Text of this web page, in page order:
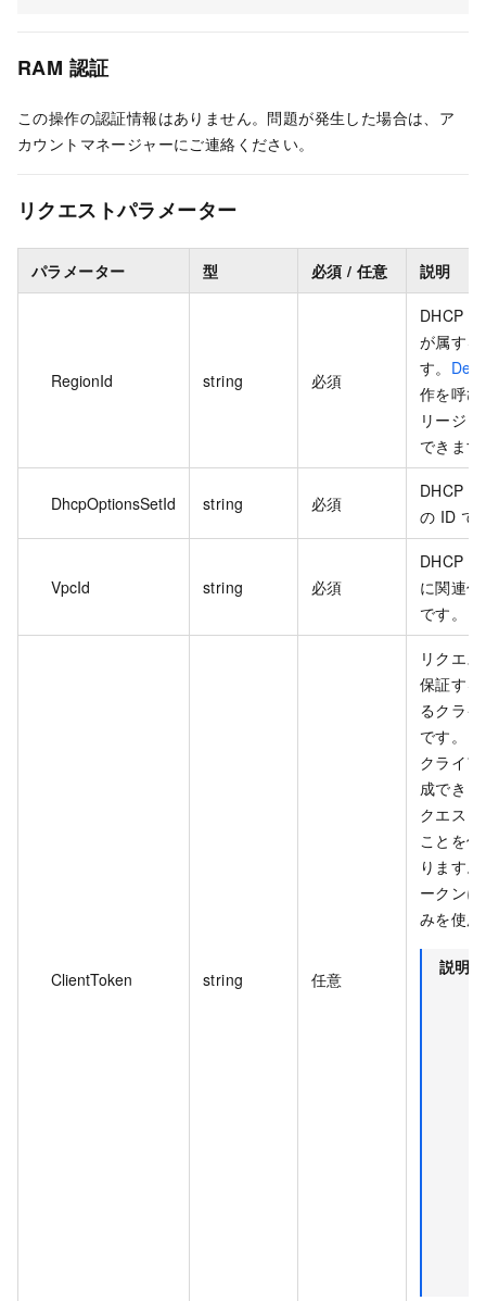
RAM 認証
この操作の認証情報はありません。問題が発生した場合は、ア
カウントマネージャーにご連絡ください。
リクエストパラメーター
パラメーター 型 必須 / 任意 説明
RegionId string 必須
DHCP
が属す
す。
作を呼
リージ
できま
DhcpOptionsSetId string 必須
DHCP
の ID で
VpcId string 必須
DHCP
に関連
です。
ClientToken string 任意
リクエ
保証す
るクラ
です。
クライ
成でき
クエス
ことを
ります
ークン
みを使
説明